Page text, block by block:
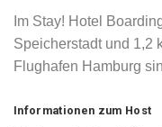
Im Stay! Hotel
Speicherstadt und 1,2
Flughafen Hamburg
Informationen zum Host